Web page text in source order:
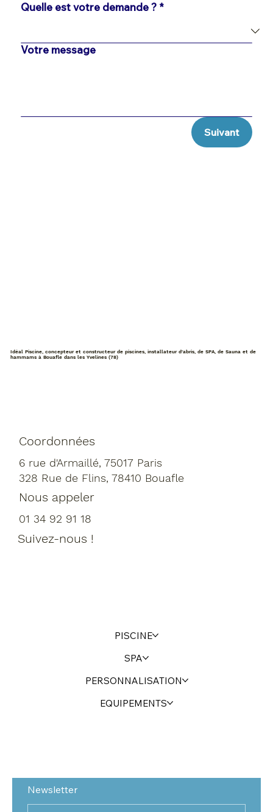
Quelle est votre demande ? *
Votre message
Suivant
Idéal Piscine, concepteur et constructeur de piscines, installateur d'abris, de SPA, de Sauna et de
hammams à Bouafle dans les Yvelines (78)
Coordonnées
6 rue d'Armaillé, 75017 Paris
328 Rue de Flins, 78410 Bouafle
Nous appeler
01 34 92 91 18
Suivez-nous !
PISCINE
SPA
PERSONNALISATION
EQUIPEMENTS
Newsletter